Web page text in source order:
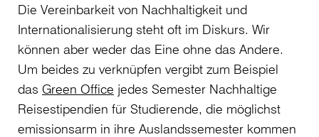
Die Vereinbarkeit von Nachhaltigkeit und
Internationalisierung steht oft im Diskurs. Wir
können aber weder das Eine ohne das Andere.
Um beides zu verknüpfen vergibt zum Beispiel
das Green Office jedes Semester Nachhaltige
Reisestipendien für Studierende, die möglichst
emissionsarm in ihre Auslandssemester kommen